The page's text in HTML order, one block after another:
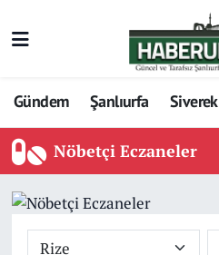
Gündem Şanlıurfa Siverek
Nöbetçi Eczaneler